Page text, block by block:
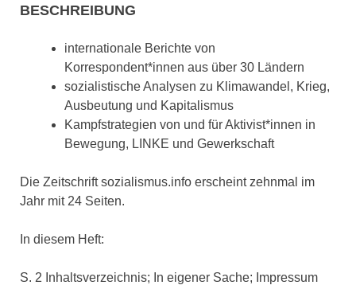
BESCHREIBUNG
internationale Berichte von
Korrespondent*innen aus über 30 Ländern
sozialistische Analysen zu Klimawandel, Krieg,
Ausbeutung und Kapitalismus
Kampfstrategien von und für Aktivist*innen in
Bewegung, LINKE und Gewerkschaft
Die Zeitschrift sozialismus.info erscheint zehnmal im
Jahr mit 24 Seiten.
In diesem Heft:
S. 2 Inhaltsverzeichnis; In eigener Sache; Impressum